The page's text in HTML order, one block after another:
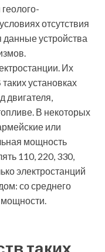
отсутствия
данные устройства
Их
установках
двигателя,
В некоторых
или
мощность
110, 220, 330,
электростанций
со среднего
таких